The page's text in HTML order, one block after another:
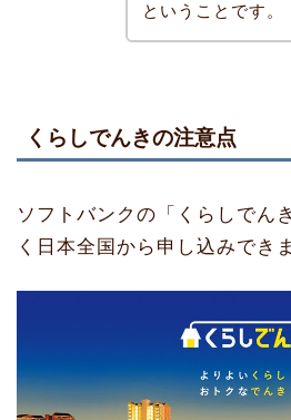
ということです。
くらしでんきの注意点
ソフトバンクの「くらしでん
く日本全国から申し込みでき